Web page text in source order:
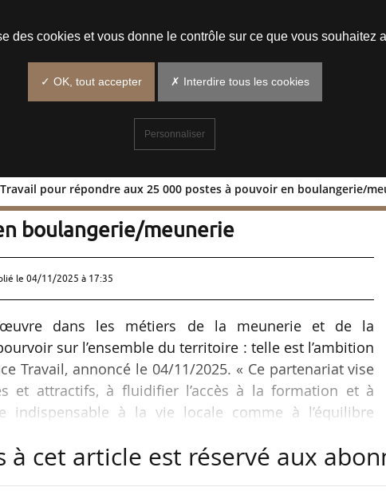
pour répondre aux 25 000 postes à pouvoir en boulangerie/
Travail pour répondre aux
boulangerie/meunerie
le 04/11/2025 à 17:35
dans les métiers de la meunerie et de la
sur l’ensemble du territoire : telle est l’ambition
Travail, annoncé le 04/11/2025. « Ce partenariat vise
et attractifs, à fluidifier l’accès à la formation et à
indispensable à la vie locale comme à l’équilibre
à cet article est réservé aux
des cookies et vous donne le contrôle sur ce que vous souhaitez
✓ OK, tout accepter ✗ Interdire tous les cookies
Personnaliser